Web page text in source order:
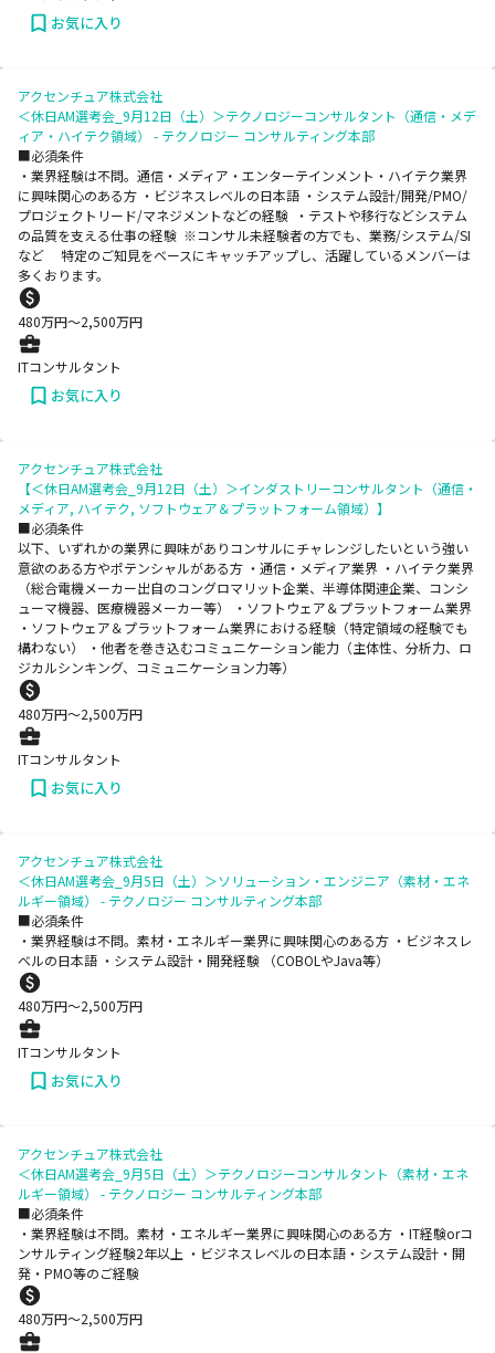
お気に入り
アクセンチュア株式会社
＜休日AM選考会_9月12日（土）＞テクノロジーコンサルタント（通信・メデ
ィア・ハイテク領域） - テクノロジー コンサルティング本部
■必須条件
・業界経験は不問。通信・メディア・エンターテインメント・ハイテク業界
に興味関心のある方 ・ビジネスレベルの日本語 ・システム設計/開発/PMO/
プロジェクトリード/マネジメントなどの経験 ・テストや移行などシステム
の品質を支える仕事の経験 ※コンサル未経験者の方でも、業務/システム/SI
など 特定のご知見をベースにキャッチアップし、活躍しているメンバーは
多くおります。
480万円〜2,500万円
ITコンサルタント
お気に入り
アクセンチュア株式会社
【＜休日AM選考会_9月12日（土）＞インダストリーコンサルタント（通信・
メディア, ハイテク, ソフトウェア＆プラットフォーム領域）】
■必須条件
以下、いずれかの業界に興味がありコンサルにチャレンジしたいという強い
意欲のある方やポテンシャルがある方 ・通信・メディア業界 ・ハイテク業界
（総合電機メーカー出自のコングロマリット企業、半導体関連企業、コンシ
ューマ機器、医療機器メーカー等） ・ソフトウェア＆プラットフォーム業界
・ソフトウェア＆プラットフォーム業界における経験（特定領域の経験でも
構わない） ・他者を巻き込むコミュニケーション能力（主体性、分析力、ロ
ジカルシンキング、コミュニケーション力等）
480万円〜2,500万円
ITコンサルタント
お気に入り
アクセンチュア株式会社
＜休日AM選考会_9月5日（土）＞ソリューション・エンジニア（素材・エネ
ルギー領域） - テクノロジー コンサルティング本部
■必須条件
・業界経験は不問。素材・エネルギー業界に興味関心のある方 ・ビジネスレ
ベルの日本語 ・システム設計・開発経験 （COBOLやJava等）
480万円〜2,500万円
ITコンサルタント
お気に入り
アクセンチュア株式会社
＜休日AM選考会_9月5日（土）＞テクノロジーコンサルタント（素材・エネ
ルギー領域） - テクノロジー コンサルティング本部
■必須条件
・業界経験は不問。素材 ・エネルギー業界に興味関心のある方 ・IT経験orコ
ンサルティング経験2年以上 ・ビジネスレベルの日本語・システム設計・開
発・PMO等のご経験
480万円〜2,500万円